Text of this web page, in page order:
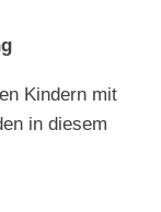
Kindern mit
in diesem